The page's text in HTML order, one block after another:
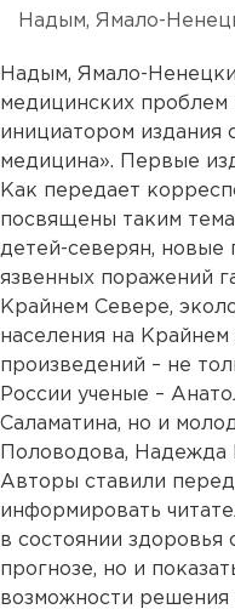
Надым, Ямало-
Надым, Ямало-
медицинских проблем
инициатором издания
медицина». Первые
Как передает
посвящены таким
детей-северян, новые
язвенных поражений
Крайнем Севере,
населения на
произведений – не
России ученые –
Саламатина, но и
Половодова, Надежда
Авторы ставили перед
информировать
в состоянии здоровья
прогнозе, но и
возможности решения